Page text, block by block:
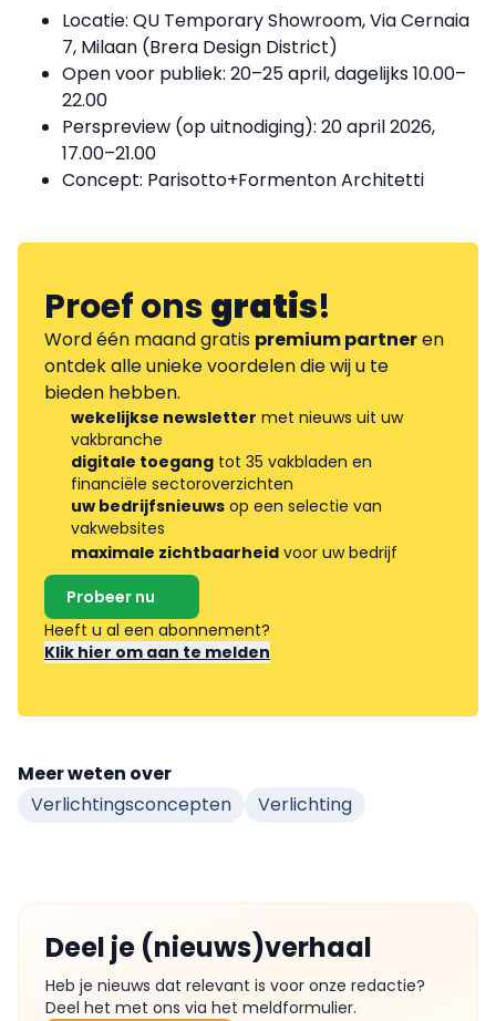
Locatie: QU Temporary Showroom, Via Cernaia
7, Milaan (Brera Design District)
Open voor publiek: 20–25 april, dagelijks 10.00–
22.00
Perspreview (op uitnodiging): 20 april 2026,
17.00–21.00
Concept: Parisotto+Formenton Architetti
Proef onsgratis!
Word één maand gratis premium partneren
ontdek alle unieke voordelen die wij u te
bieden hebben.
wekelijkse newsletter met nieuws uit uw
vakbranche
digitale toegang tot 35 vakbladen en
financiële sectoroverzichten
uw bedrijfsnieuws op een selectie van
vakwebsites
maximale zichtbaarheid voor uw bedrijf
Probeer nu
Heeft u al een abonnement?
Klik hier om aan te melden
Meer weten over
Verlichtingsconcepten
Verlichting
Deel je (nieuws)verhaal
Heb je nieuws dat relevant is voor onze redactie?
Deel het met ons via het meldformulier.